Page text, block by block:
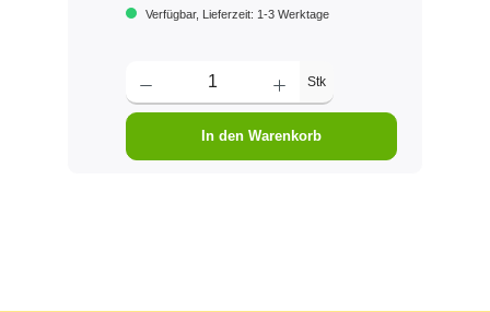
Verfügbar, Lieferzeit: 1-3 Werktage
Stk
In den Warenkorb